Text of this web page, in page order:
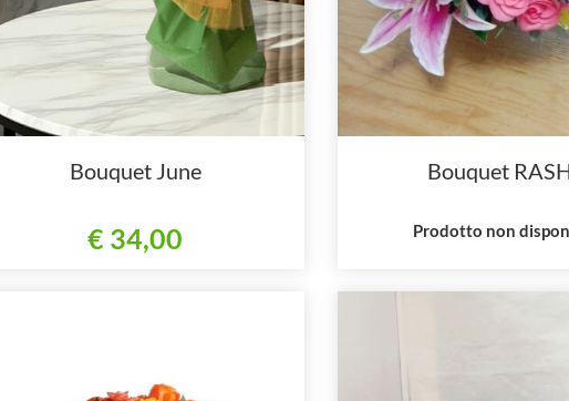
Bouquet June
€ 34,00
Bouquet
Prodotto non